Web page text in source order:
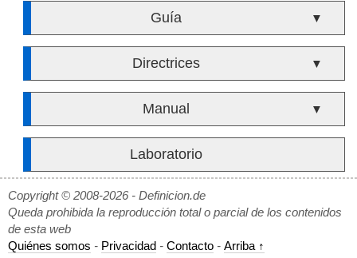
Guía ▼
Directrices ▼
Manual ▼
Laboratorio
Copyright © 2008-2026 - Definicion.de
Queda prohibida la reproducción total o parcial de los contenidos
de esta web
Quiénes somos - Privacidad - Contacto - Arriba ↑